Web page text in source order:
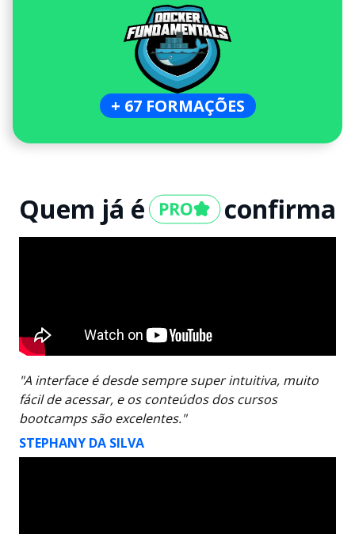
+ 67 FORMAÇÕES
Quem já é confirma
"A interface é desde sempre super intuitiva, muito
fácil de acessar, e os conteúdos dos cursos
bootcamps são excelentes."
STEPHANY DA SILVA